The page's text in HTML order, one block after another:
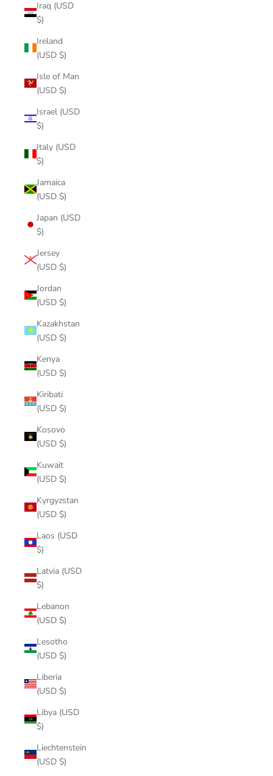
Iraq (USD
$)
Ireland
(USD $)
Isle of Man
(USD $)
Israel (USD
$)
Italy (USD
$)
Jamaica
(USD $)
Japan (USD
$)
Jersey
(USD $)
Jordan
(USD $)
Kazakhstan
(USD $)
Kenya
(USD $)
Kiribati
(USD $)
Kosovo
(USD $)
Kuwait
(USD $)
Kyrgyzstan
(USD $)
Laos (USD
$)
Latvia (USD
$)
Lebanon
(USD $)
Lesotho
(USD $)
Liberia
(USD $)
Libya (USD
$)
Liechtenstein
(USD $)